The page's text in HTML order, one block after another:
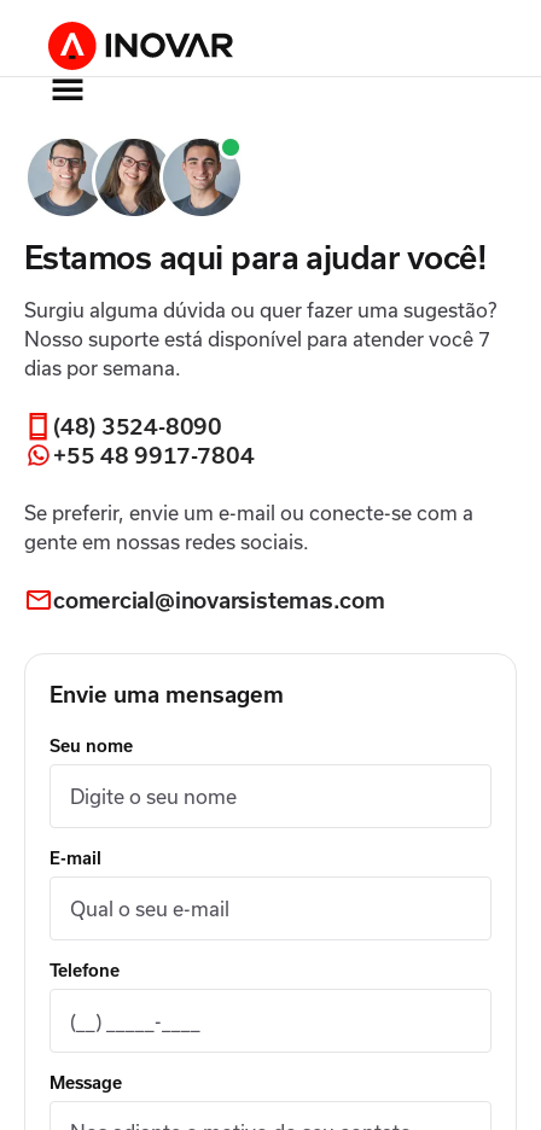
Estamos aqui para ajudar você!
Surgiu alguma dúvida ou quer fazer uma sugestão?
Nosso suporte está disponível para atender você 7
dias por semana.
(48) 3524-8090
+55 48 9917-7804
Se preferir, envie um e-mail ou conecte-se com a
gente em nossas redes sociais.
comercial@inovarsistemas.com
Envie uma mensagem
Seu nome
E-mail
Telefone
Message